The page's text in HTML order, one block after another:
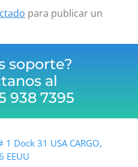
para publicar un
soporte?
al
938 7395
Dock 31 USA CARGO,
EEUU